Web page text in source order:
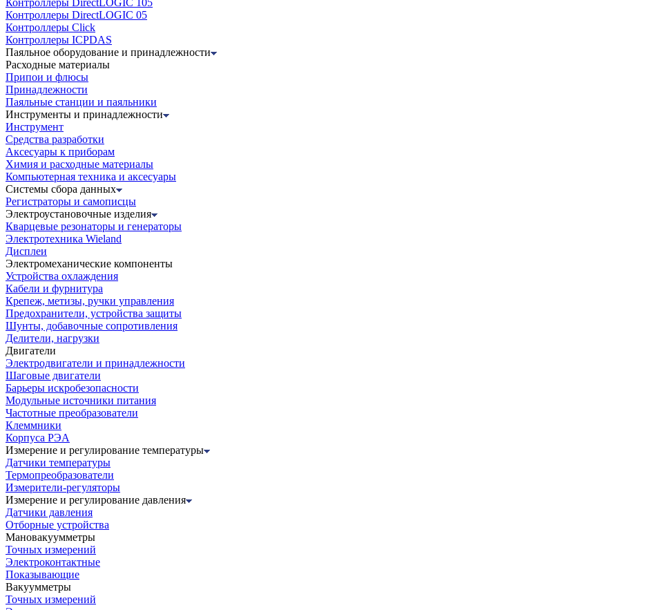
Контроллеры DirectLOGIC 05
Контроллеры Click
Контроллеры ICPDAS
Паяльное оборудование и принадлежности
Расходные материалы
Припои и флюсы
Принадлежности
Паяльные станции и паяльники
Инструменты и принадлежности
Инструмент
Средства разработки
Аксесуары к приборам
Химия и расходные материалы
Компьютерная техника и аксесуары
Системы сбора данных
Регистраторы и самописцы
Электроустановочные изделия
Кварцевые резонаторы и генераторы
Электротехника Wieland
Дисплеи
Электромеханические компоненты
Устройства охлаждения
Кабели и фурнитура
Крепеж, метизы, ручки управления
Предохранители, устройства защиты
Шунты, добавочные сопротивления
Делители, нагрузки
Двигатели
Электродвигатели и принадлежности
Шаговые двигатели
Барьеры искробезопасности
Модульные источники питания
Частотные преобразователи
Клеммники
Корпуса РЭА
Измерение и регулирование температуры
Датчики температуры
Термопреобразователи
Измерители-регуляторы
Измерение и регулирование давления
Датчики давления
Отборные устройства
Мановакуумметры
Точных измерений
Электроконтактные
Показывающие
Вакуумметры
Точных измерений